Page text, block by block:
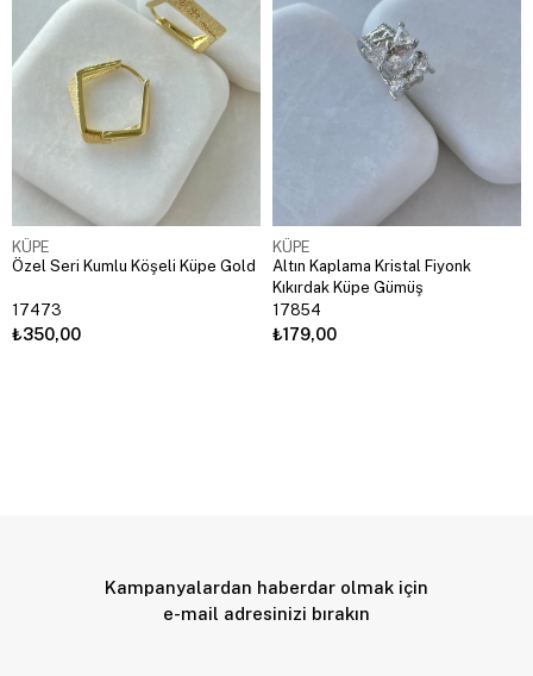
KÜPE
Özel Seri Kumlu Köşeli Küpe Gold
17473
₺350,00
KÜPE
Altın Kaplama Kristal Fiyonk
Kıkırdak Küpe Gümüş
17854
₺179,00
Kampanyalardan haberdar olmak için
e-mail adresinizi bırakın